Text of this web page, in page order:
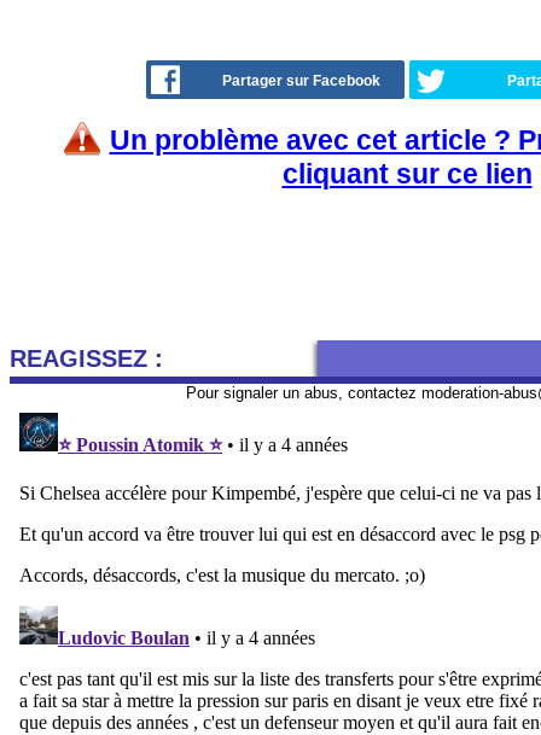
Partager sur Facebook
Un problème avec cet article ?
cliquant sur ce lien
REAGISSEZ :
Pour signaler un abus, contactez moderation-